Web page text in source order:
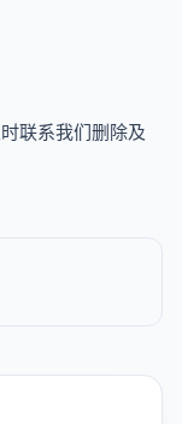
联系我们删除及